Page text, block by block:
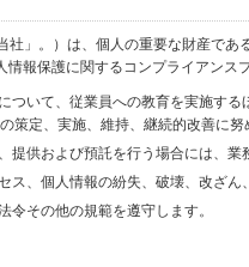
社」。）は、個人の重要な財産で
情報保護に関するコンプライアンス
ついて、従業員への教育を実施す
策定、実施、維持、継続的改善に努
提供および預託を行う場合には、業
ス、個人情報の紛失、破壊、改ざ
令その他の規範を遵守します。